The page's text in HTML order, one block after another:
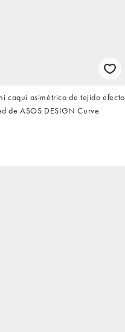
caqui asimétrico de tejido efecto
de ASOS DESIGN Curve